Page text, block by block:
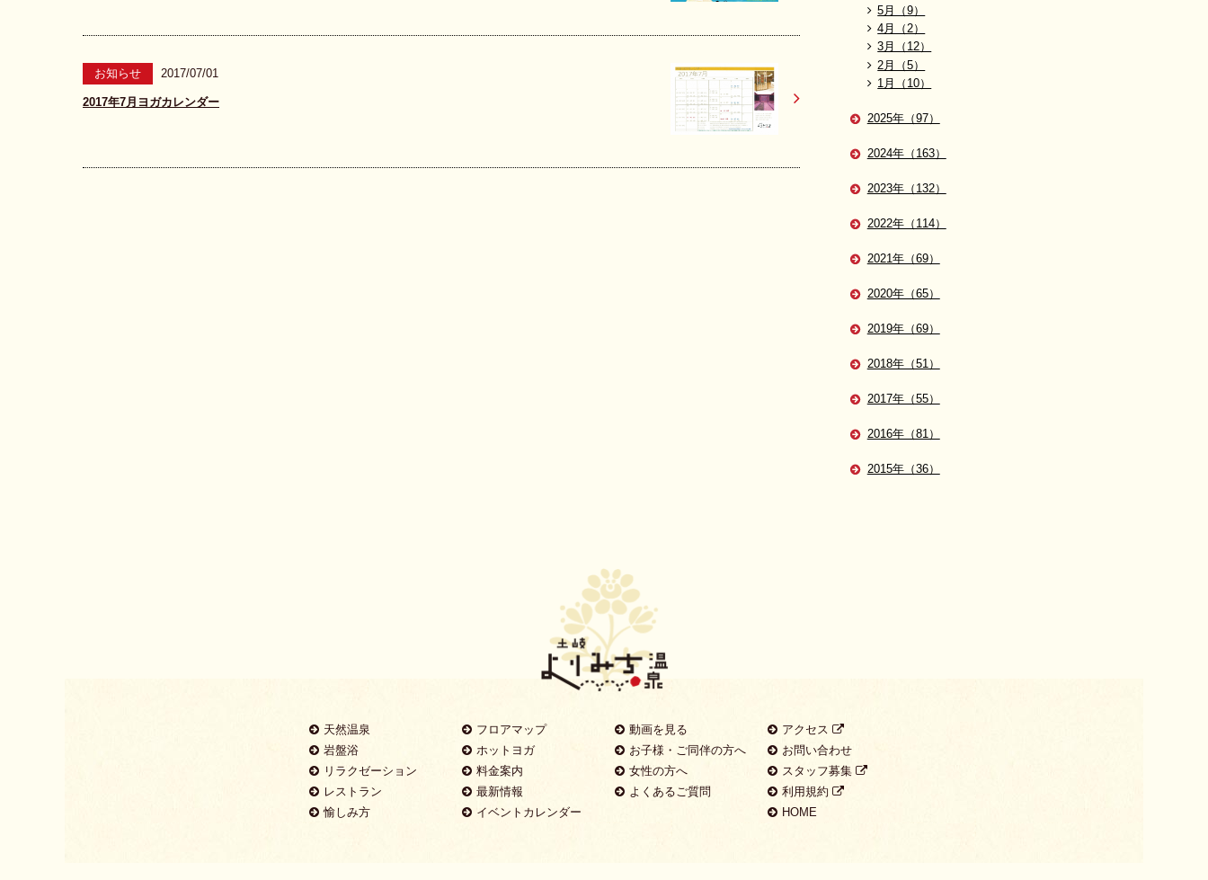
お知らせ 2017/07/01
2017年7月ヨガカレンダー
5月（9）
4月（2）
3月（12）
2月（5）
1月（10）
2025年（97）
2024年（163）
2023年（132）
2022年（114）
2021年（69）
2020年（65）
2019年（69）
2018年（51）
2017年（55）
2016年（81）
2015年（36）
天然温泉
岩盤浴
リラクゼーション
レストラン
愉しみ方
フロアマップ
ホットヨガ
料金案内
最新情報
イベントカレンダー
動画を見る
お子様・ご同伴の方へ
女性の方へ
よくあるご質問
アクセス
お問い合わせ
スタッフ募集
利用規約
HOME